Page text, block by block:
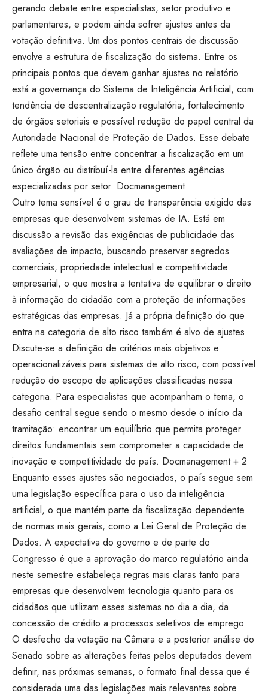
gerando debate entre especialistas, setor produtivo e
parlamentares, e podem ainda sofrer ajustes antes da
votação definitiva. Um dos pontos centrais de discussão
envolve a estrutura de fiscalização do sistema. Entre os
principais pontos que devem ganhar ajustes no relatório
está a governança do Sistema de Inteligência Artificial, com
tendência de descentralização regulatória, fortalecimento
de órgãos setoriais e possível redução do papel central da
Autoridade Nacional de Proteção de Dados. Esse debate
reflete uma tensão entre concentrar a fiscalização em um
único órgão ou distribuí-la entre diferentes agências
especializadas por setor. Docmanagement
Outro tema sensível é o grau de transparência exigido das
empresas que desenvolvem sistemas de IA. Está em
discussão a revisão das exigências de publicidade das
avaliações de impacto, buscando preservar segredos
comerciais, propriedade intelectual e competitividade
empresarial, o que mostra a tentativa de equilibrar o direito
à informação do cidadão com a proteção de informações
estratégicas das empresas. Já a própria definição do que
entra na categoria de alto risco também é alvo de ajustes.
Discute-se a definição de critérios mais objetivos e
operacionalizáveis para sistemas de alto risco, com possível
redução do escopo de aplicações classificadas nessa
categoria. Para especialistas que acompanham o tema, o
desafio central segue sendo o mesmo desde o início da
tramitação: encontrar um equilíbrio que permita proteger
direitos fundamentais sem comprometer a capacidade de
inovação e competitividade do país. Docmanagement + 2
Enquanto esses ajustes são negociados, o país segue sem
uma legislação específica para o uso da inteligência
artificial, o que mantém parte da fiscalização dependente
de normas mais gerais, como a Lei Geral de Proteção de
Dados. A expectativa do governo e de parte do
Congresso é que a aprovação do marco regulatório ainda
neste semestre estabeleça regras mais claras tanto para
empresas que desenvolvem tecnologia quanto para os
cidadãos que utilizam esses sistemas no dia a dia, da
concessão de crédito a processos seletivos de emprego.
O desfecho da votação na Câmara e a posterior análise do
Senado sobre as alterações feitas pelos deputados devem
definir, nas próximas semanas, o formato final dessa que é
considerada uma das legislações mais relevantes sobre